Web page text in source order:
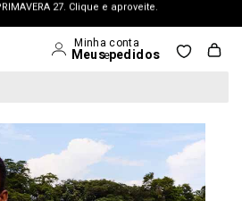
benefícios exclusivos. CONSULTAR >